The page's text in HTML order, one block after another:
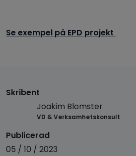
Se exempel på EPD projekt
Skribent
Joakim Blomster
VD & Verksamhetskonsult
Publicerad
05 / 10 / 2023